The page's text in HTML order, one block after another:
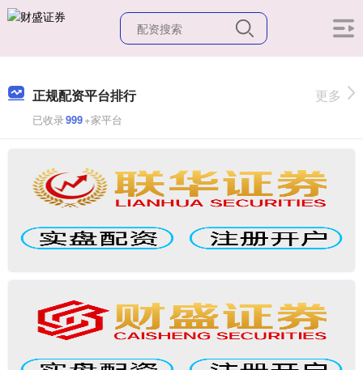
正规配资平台排行
已收录999+家平台
更多